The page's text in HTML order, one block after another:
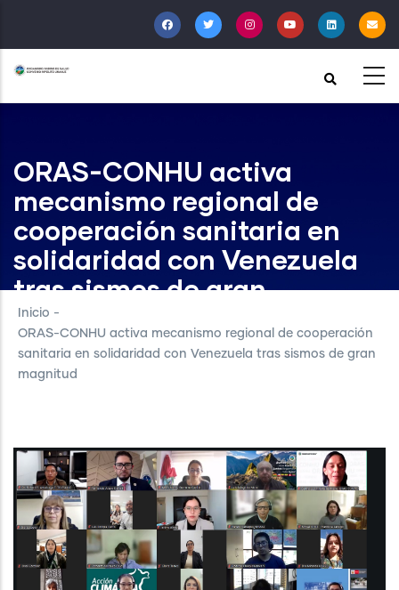
al
contenido
principal
ORAS-CONHU activa
mecanismo regional de
cooperación sanitaria en
solidaridad con Venezuela
tras sismos de gran
magnitud
Inicio -
ORAS-CONHU activa mecanismo regional de cooperación
sanitaria en solidaridad con Venezuela tras sismos de gran
magnitud